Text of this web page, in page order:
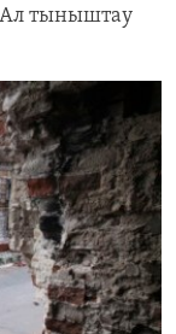
Ал тыныштау